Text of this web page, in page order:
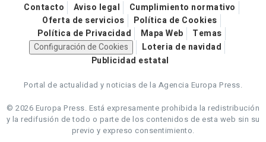
Contacto Aviso legal
Cumplimiento normativo
Oferta de servicios
Política de Cookies
Política de Privacidad
Mapa Web
Temas
Configuración de Cookies
Loteria de navidad
Publicidad estatal
Portal de actualidad y noticias de la Agencia Europa Press.
© 2026 Europa Press. Está expresamente prohibida la redistribución
y la redifusión de todo o parte de los contenidos de esta web sin su
previo y expreso consentimiento.